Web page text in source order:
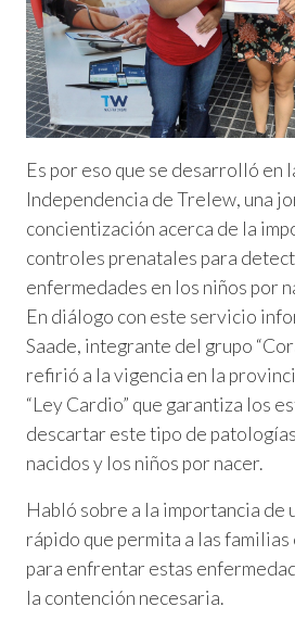
Es por eso que se desarrolló en
Independencia de Trelew, una
concientización acerca de la
controles prenatales para
enfermedades en los niños por
En diálogo con este servicio
Saade, integrante del grupo
refirió a la vigencia en la
“Ley Cardio” que garantiza los
descartar este tipo de
nacidos y los niños por nacer.
Habló sobre a la importancia de
rápido que permita a las
para enfrentar estas
la contención necesaria.